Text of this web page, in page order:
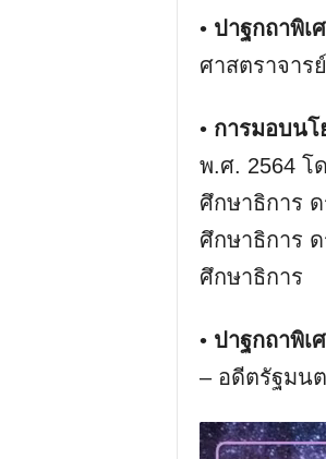
•ปาฐกถาพิเ
ศาสตราจา
• การมอบน
พ.ศ. 2564 โ
ศึกษาธิการ
ศึกษาธิการ
ศึกษาธิการ
• ปาฐกถาพิเ
– อดีตรัฐมน